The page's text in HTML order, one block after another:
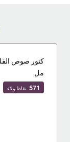
مل
571 نقاط ولاء